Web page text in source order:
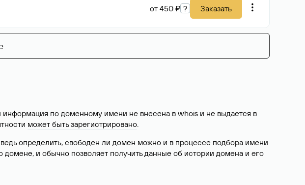
от 450 ₽ ? Заказать
по доменному имени не внесена в whois и не выдается в
может быть зарегистрировано.
определить, свободен ли домен можно и в процессе подбора имени
и обычно позволяет получить данные об истории домена и его